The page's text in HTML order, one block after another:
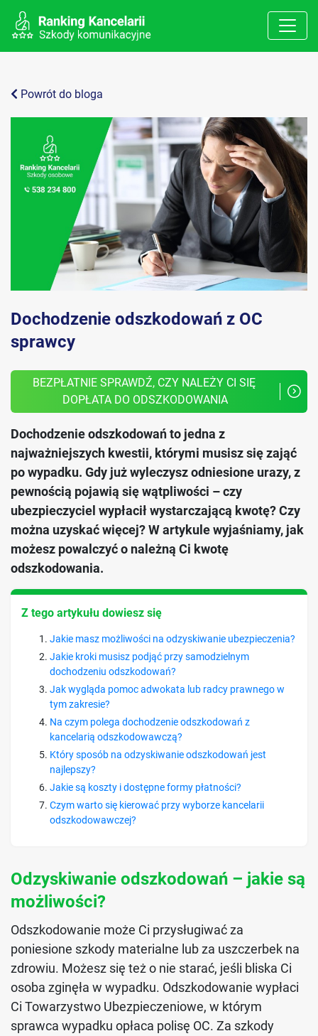
Powrót do bloga
Dochodzenie odszkodowań z OC
sprawcy
BEZPŁATNIE SPRAWDŹ, CZY NALEŻY CI SIĘ
DOPŁATA DO ODSZKODOWANIA
Dochodzenie odszkodowań to jedna z
najważniejszych kwestii, którymi musisz się zająć
po wypadku. Gdy już wyleczysz odniesione urazy, z
pewnością pojawią się wątpliwości – czy
ubezpieczyciel wypłacił wystarczającą kwotę? Czy
można uzyskać więcej? W artykule wyjaśniamy, jak
możesz powalczyć o należną Ci kwotę
odszkodowania.
Z tego artykułu dowiesz się
Jakie masz możliwości na odzyskiwanie ubezpieczenia?
Jakie kroki musisz podjąć przy samodzielnym
dochodzeniu odszkodowań?
Jak wygląda pomoc adwokata lub radcy prawnego w
tym zakresie?
Na czym polega dochodzenie odszkodowań z
kancelarią odszkodowawczą?
Który sposób na odzyskiwanie odszkodowań jest
najlepszy?
Jakie są koszty i dostępne formy płatności?
Czym warto się kierować przy wyborze kancelarii
odszkodowawczej?
Odzyskiwanie odszkodowań – jakie są
możliwości?
Odszkodowanie może Ci przysługiwać za
poniesione szkody materialne lub za uszczerbek na
zdrowiu. Możesz się też o nie starać, jeśli bliska Ci
osoba zginęła w wypadku. Odszkodowanie wypłaci
Ci Towarzystwo Ubezpieczeniowe, w którym
sprawca wypadku opłaca polisę OC. Za szkody